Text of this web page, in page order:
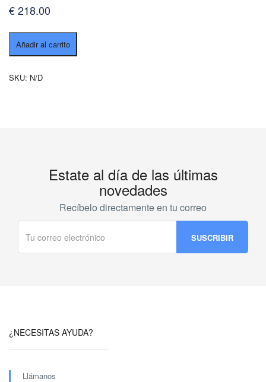
€218.00
Escapada
Puente
de
Vicente
Añadir al carrito
SKU: N/D
Estate al día de las últimas
novedades
Recíbelo directamente en tu correo
¿NECESITAS AYUDA?
Llámanos